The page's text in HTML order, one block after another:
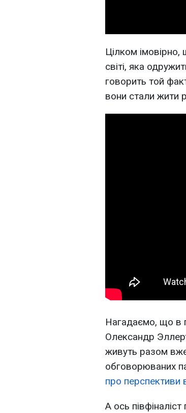
Цілком
світі, яка
говорить той
вони стали жити
Нагадаємо, що в
Олександр
живуть разом вже
обговорюваних
про перспективи
А ось